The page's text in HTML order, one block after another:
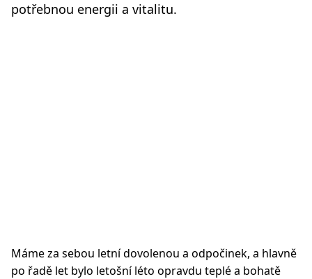
potřebnou energii a vitalitu.
Máme za sebou letní dovolenou a odpočinek, a hlavně
po řadě let bylo letošní léto opravdu teplé a bohatě